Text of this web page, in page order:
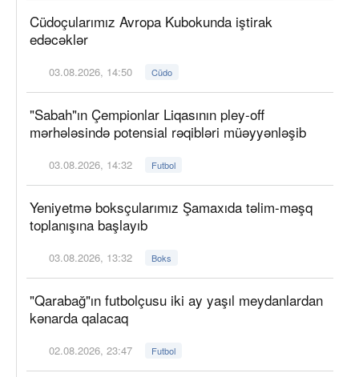
Cüdoçularımız Avropa Kubokunda iştirak
edəcəklər
03.08.2026, 14:50 Cüdo
"Sabah"ın Çempionlar Liqasının pley-off
mərhələsində potensial rəqibləri müəyyənləşib
03.08.2026, 14:32 Futbol
Yeniyetmə boksçularımız Şamaxıda təlim-məşq
toplanışına başlayıb
03.08.2026, 13:32 Boks
"Qarabağ"ın futbolçusu iki ay yaşıl meydanlardan
kənarda qalacaq
02.08.2026, 23:47 Futbol